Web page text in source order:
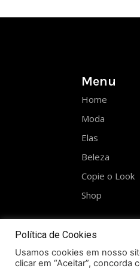
Menu
Home
Moda
Elas
Beleza
Copie o Look
Shop
Política de Cookies
Usamos cookies em nosso
clicar em “Aceitar”, concorda